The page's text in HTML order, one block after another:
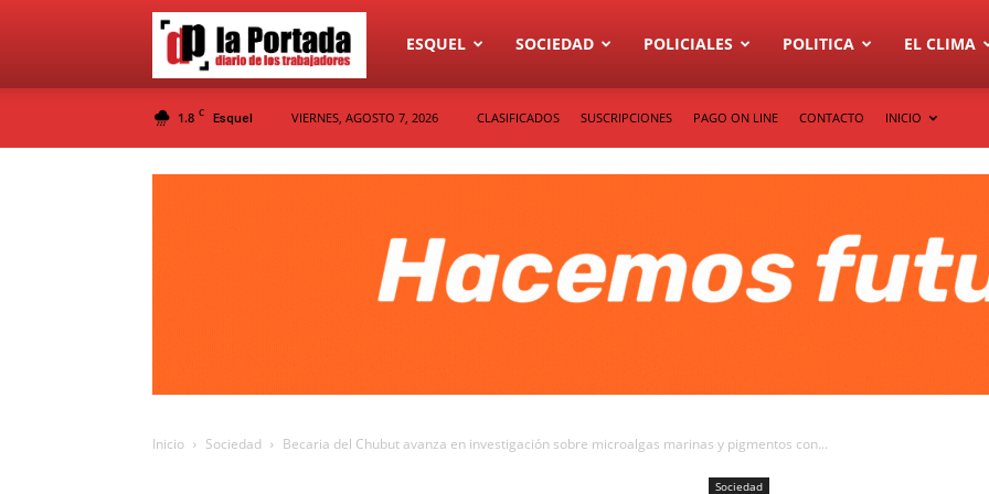
Diario
La
ESQUEL SOCIEDAD POLICIALES POLITICA EL CLIMA
1.8 C Esquel VIERNES, AGOSTO 7, 2026 CLASIFICADOS SUSCRIPCIONES PAGO ON LINE CONTACTO INICIO
Inicio Sociedad Becaria del Chubut avanza en investigación sobre microalgas marinas y pigmentos con...
Sociedad